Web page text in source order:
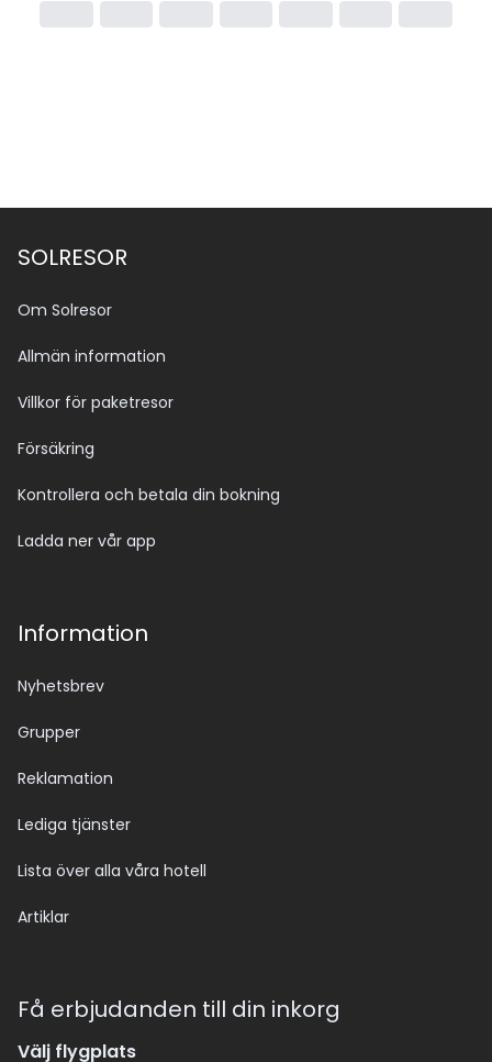
SOLRESOR
Om Solresor
Allmän information
Villkor för paketresor
Försäkring
Kontrollera och betala din bokning
Ladda ner vår app
Information
Nyhetsbrev
Grupper
Reklamation
Lediga tjänster
Lista över alla våra hotell
Artiklar
Få erbjudanden till din inkorg
Välj flygplats